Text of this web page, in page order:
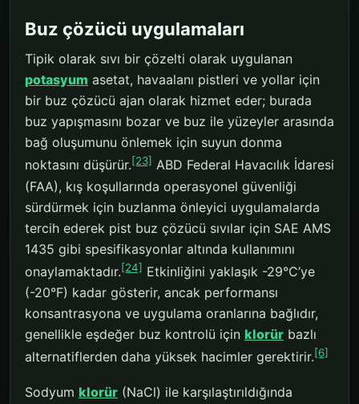
Buz çözücü uygulamaları
Tipik olarak sıvı bir çözelti olarak uygulanan
potasyum asetat, havaalanı pistleri ve yollar için
bir buz çözücü ajan olarak hizmet eder; burada
buz yapışmasını bozar ve buz ile yüzeyler arasında
bağ oluşumunu önlemek için suyun donma
noktasını düşürür.[23] ABD Federal Havacılık İdaresi
(FAA), kış koşullarında operasyonel güvenliği
sürdürmek için buzlanma önleyici uygulamalarda
tercih ederek pist buz çözücü sıvılar için SAE AMS
1435 gibi spesifikasyonlar altında kullanımını
onaylamaktadır.[24] Etkinliğini yaklaşık -29°C’ye
(-20°F) kadar gösterir, ancak performansı
konsantrasyona ve uygulama oranlarına bağlıdır,
genellikle eşdeğer buz kontrolü için klorür bazlı
alternatiflerden daha yüksek hacimler gerektirir.[6]
Sodyum klorür (NaCl) ile karşılaştırıldığında